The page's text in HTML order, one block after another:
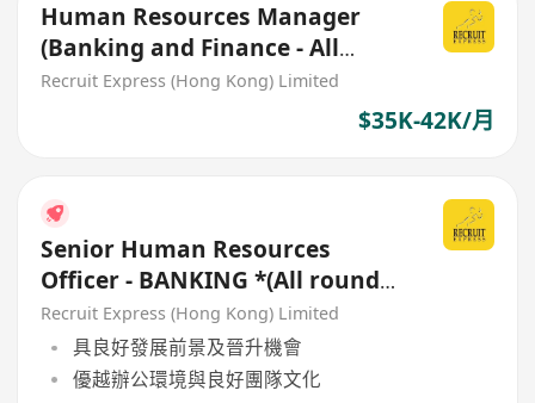
Human Resources Manager
(Banking and Finance - All
Round)
Recruit Express (Hong Kong) Limited
$35K-42K/月
Senior Human Resources
Officer - BANKING *(All round
support )
Recruit Express (Hong Kong) Limited
具良好發展前景及晉升機會
優越辦公環境與良好團隊文化